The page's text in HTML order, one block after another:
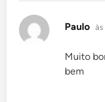
Paulo às
Muito
bem